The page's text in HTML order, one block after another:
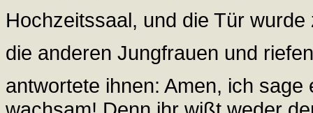
Hochzeitssaal, und die Tür
die anderen Jungfrauen und
antwortete ihnen: Amen, ich